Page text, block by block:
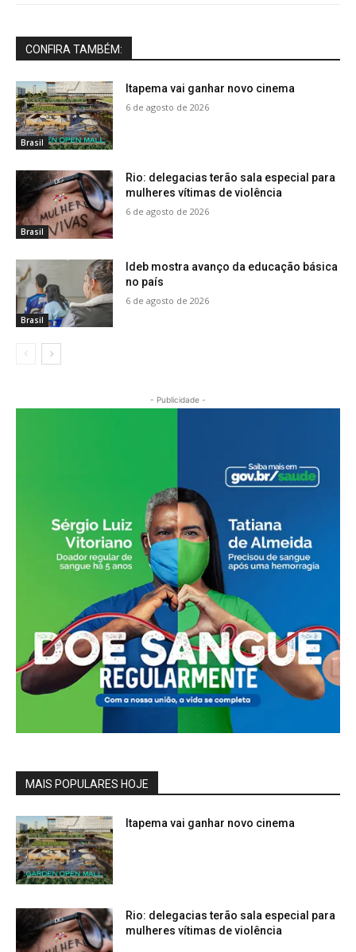
CONFIRA TAMBÉM:
Brasil
Itapema vai ganhar novo cinema
6 de agosto de 2026
Brasil
Rio: delegacias terão sala especial para
mulheres vítimas de violência
6 de agosto de 2026
Brasil
Ideb mostra avanço da educação básica
no país
6 de agosto de 2026
- Publicidade -
MAIS POPULARES HOJE
Itapema vai ganhar novo cinema
Rio: delegacias terão sala especial para
mulheres vítimas de violência